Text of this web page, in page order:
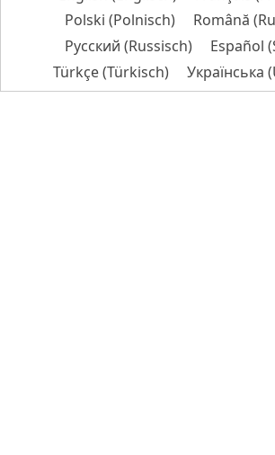
Polski (Polnisch) Română (
Русский (Russisch) Español (
Türkçe(Türkisch) Українська (